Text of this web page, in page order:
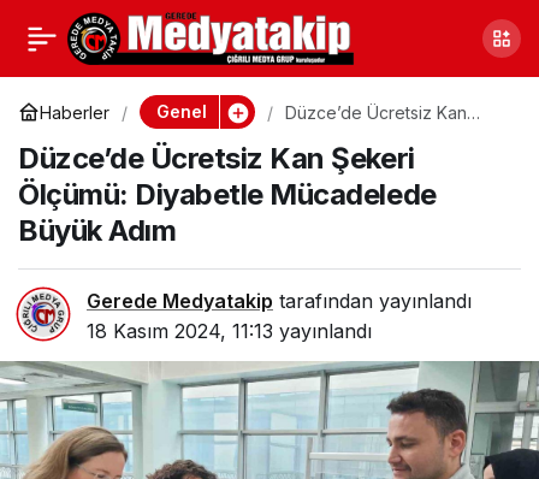
Haberler Genel
Düzce’de Ücretsiz Kan
Mücadelede Büyük Adım
Düzce’de Ücretsiz Kan Şekeri
Ölçümü: Diyabetle Mücadelede
Büyük Adım
Gerede Medyatakip tarafından yayınlandı
18 Kasım 2024, 11:13 yayınlandı
Doğal Gaz Faturalarına
Büyük Destek! Bakan
Göktaş Açıkladı: 153,3
Milyon TL Ödenecek
Paylaş